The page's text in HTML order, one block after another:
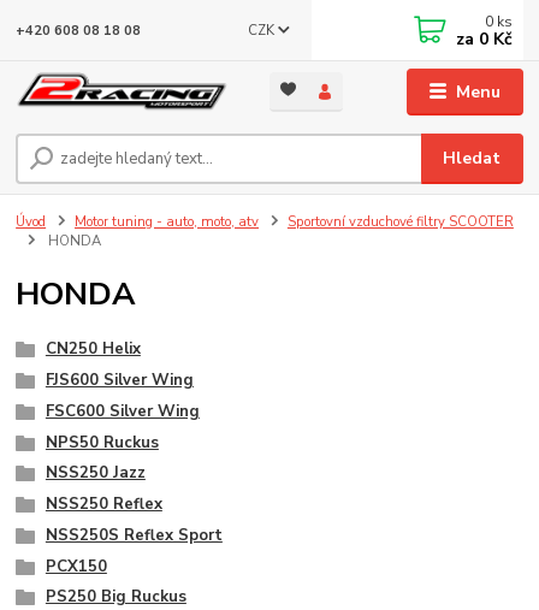
Menu
CZK
Hledat
+420 608 08 18 08 0 ks
za 0 Kč
Úvod Motor tuning - auto, moto, atv
Sportovní vzduchové filtry SCOOTER
HONDA
HONDA
CN250 Helix
FJS600 Silver Wing
FSC600 Silver Wing
NPS50 Ruckus
NSS250 Jazz
NSS250 Reflex
NSS250S Reflex Sport
PCX150
PS250 Big Ruckus